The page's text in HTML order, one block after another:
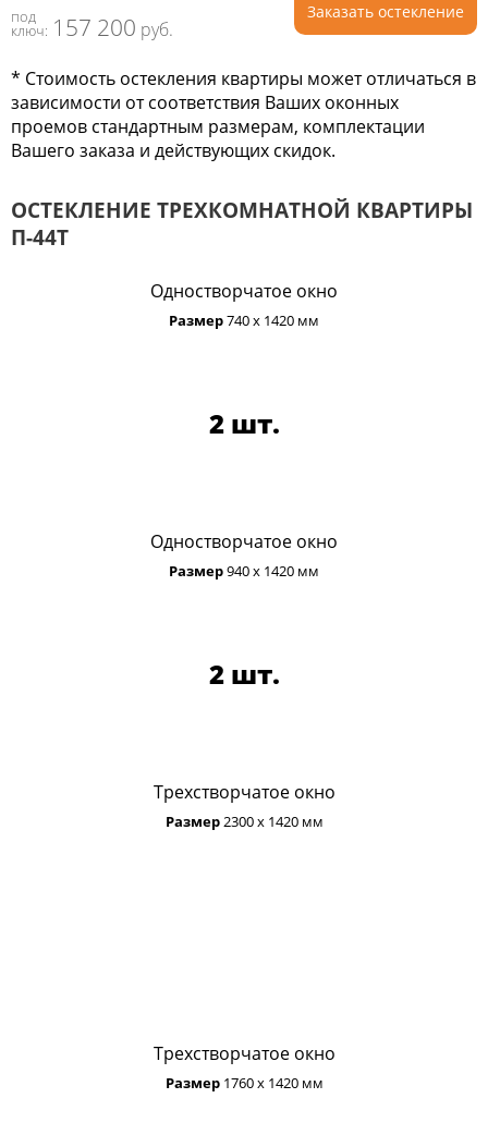
под
ключ: 157 200 руб.
Заказать остекление
* Стоимость остекления квартиры может отличаться в
зависимости от соответствия Ваших оконных
проемов стандартным размерам, комплектации
Вашего заказа и действующих скидок.
ОСТЕКЛЕНИЕ ТРЕХКОМНАТНОЙ КВАРТИРЫ
П-44Т
Одностворчатое окно
Размер740 х 1420 мм
2 шт.
Одностворчатое окно
Размер940 х 1420 мм
2 шт.
Трехстворчатое окно
Размер2300 х 1420 мм
Трехстворчатое окно
Размер1760 х 1420 мм